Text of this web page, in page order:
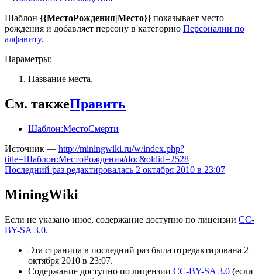
Шаблон {{МестоРождения|Место}} показывает место
рождения и добавляет персону в категорию Персоналии по
алфавиту.
Параметры:
Название места.
См. такжеПравить
Шаблон:МестоСмерти
Источник — http://miningwiki.ru/w/index.php?
title=Шаблон:МестоРождения/doc&oldid=2528
Последний раз редактировалась 2 октября 2010 в 23:07
MiningWiki
Если не указано иное, содержание доступно по лицензии CC-
BY-SA 3.0.
Эта страница в последний раз была отредактирована 2
октября 2010 в 23:07.
Содержание доступно по лицензии CC-BY-SA 3.0 (если